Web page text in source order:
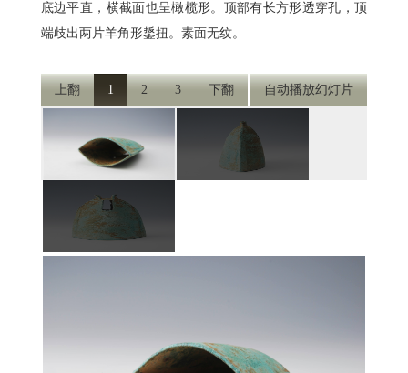
底边平直，横截面也呈橄榄形。顶部有长方形透穿孔，顶
端歧出两片羊角形鋬扭。素面无纹。
上翻 1 2 3 下翻 自动播放幻灯片